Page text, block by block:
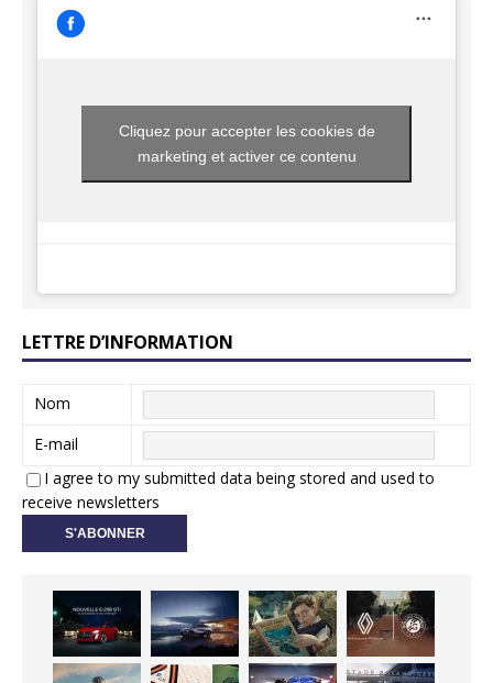
Cliquez pour accepter les cookies de
marketing et activer ce contenu
LETTRE D’INFORMATION
Nom
E-mail
I agree to my submitted data being stored and used to
receive newsletters